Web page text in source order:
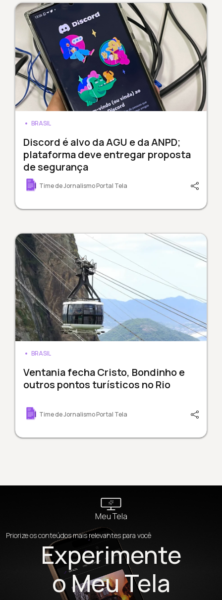
BRASIL
Discord é alvo da AGU e da ANPD;
plataforma deve entregar proposta
de segurança
Time de Jornalismo Portal Tela
BRASIL
Ventania fecha Cristo, Bondinho e
outros pontos turísticos no Rio
Time de Jornalismo Portal Tela
Meu Tela
Priorize os conteúdos mais relevantes para você
Experimente
o Meu Tela